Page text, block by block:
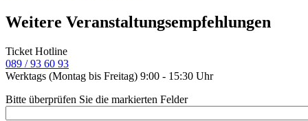
Weitere Veranstaltungsempfehlungen
Ticket Hotline
089 / 93 60 93
Werktags (Montag bis Freitag) 9:00 - 15:30 Uhr
Bitte überprüfen Sie die markierten Felder